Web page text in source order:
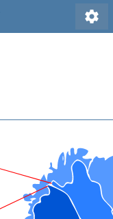
settings